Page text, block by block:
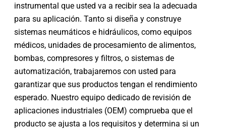
instrumental que usted va a recibir sea la adecuada
para su aplicación. Tanto si diseña y construye
sistemas neumáticos e hidráulicos, como equipos
médicos, unidades de procesamiento de alimentos,
bombas, compresores y filtros, o sistemas de
automatización, trabajaremos con usted para
garantizar que sus productos tengan el rendimiento
esperado. Nuestro equipo dedicado de revisión de
aplicaciones industriales (OEM) comprueba que el
producto se ajusta a los requisitos y determina si un